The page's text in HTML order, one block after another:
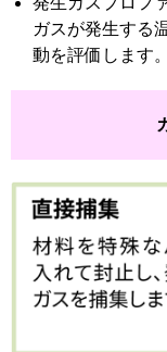
ガスが発生する
動を評価します。